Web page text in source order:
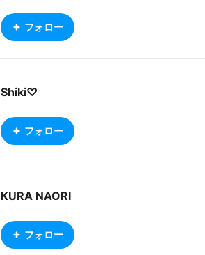
フォロー
Shiki♡
フォロー
KURA NAORI
フォロー